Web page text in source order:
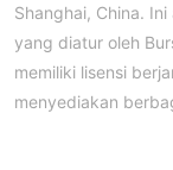
Shanghai, China.
yang diatur oleh
memiliki lisensi
menyediakan